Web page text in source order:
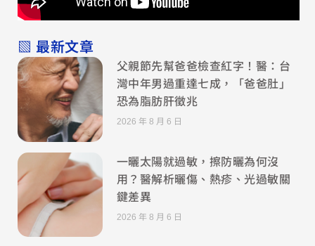
▧ 最新文章
父親節先幫爸爸檢查紅字！醫：台
灣中年男過重達七成，「爸爸肚」
恐為脂肪肝徵兆
2026 年 8 月 6 日
一曬太陽就過敏，擦防曬為何沒
用？醫解析曬傷、熱疹、光過敏關
鍵差異
2026 年 8 月 6 日